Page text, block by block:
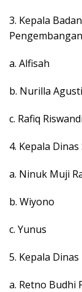
3. Kepala
a. Alfisah
b. Nurilla
c. Rafiq Riswandi
4. Kepala Dinas
a. Ninuk Muji
b. Wiyono
c. Yunus
5. Kepala
a. Retno Budhi